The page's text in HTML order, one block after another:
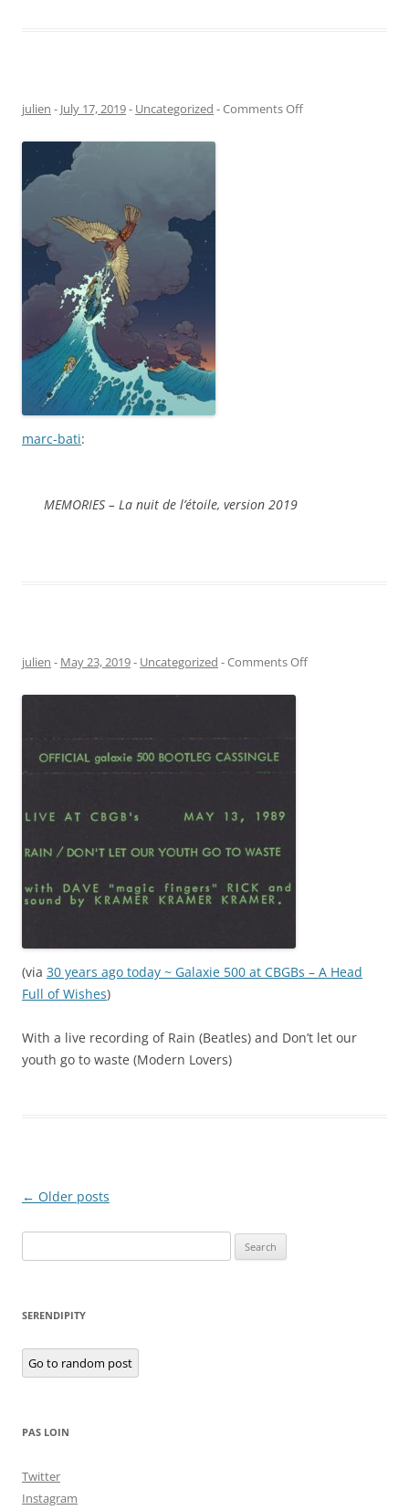
julien - July 17, 2019- Uncategorized -Comments Offon
marc-bati:
MEMORIES – La nuit de l’étoile, version 2019
julien - May 23, 2019- Uncategorized -Comments Offon
(via 30 years ago today ~ Galaxie 500 at CBGBs – A Head
Full of Wishes)
With a live recording of Rain (Beatles) and Don’t let our
youth go to waste (Modern Lovers)
Post
← Older posts
for:
SERENDIPITY
Go to random post
PAS LOIN
Twitter
Instagram